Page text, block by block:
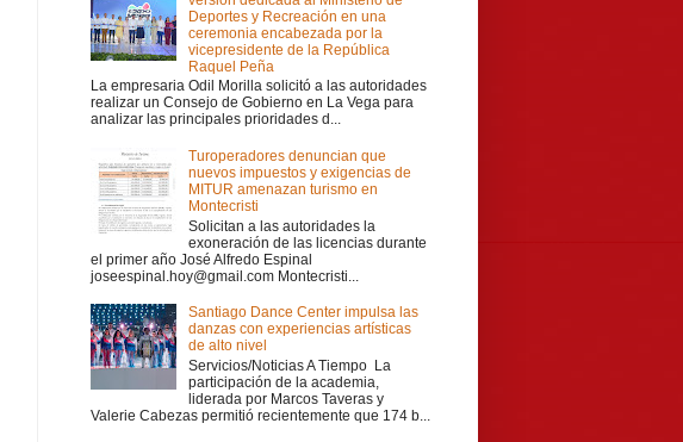
Deportes y Recreación en una
ceremonia encabezada por la
vicepresidente de la República
Raquel Peña
La empresaria Odil Morilla solicitó a las autoridades
realizar un Consejo de Gobierno en La Vega para
analizar las principales prioridades d...
Turoperadores denuncian que
nuevos impuestos y exigencias de
MITUR amenazan turismo en
Montecristi
Solicitan a las autoridades la
exoneración de las licencias durante
el primer año José Alfredo Espinal
joseespinal.hoy@gmail.com Montecristi...
Santiago Dance Center impulsa las
danzas con experiencias artísticas
de alto nivel
Servicios/Noticias A Tiempo La
participación de la academia,
liderada por Marcos Taveras y
Valerie Cabezas permitió recientemente que 174 b...